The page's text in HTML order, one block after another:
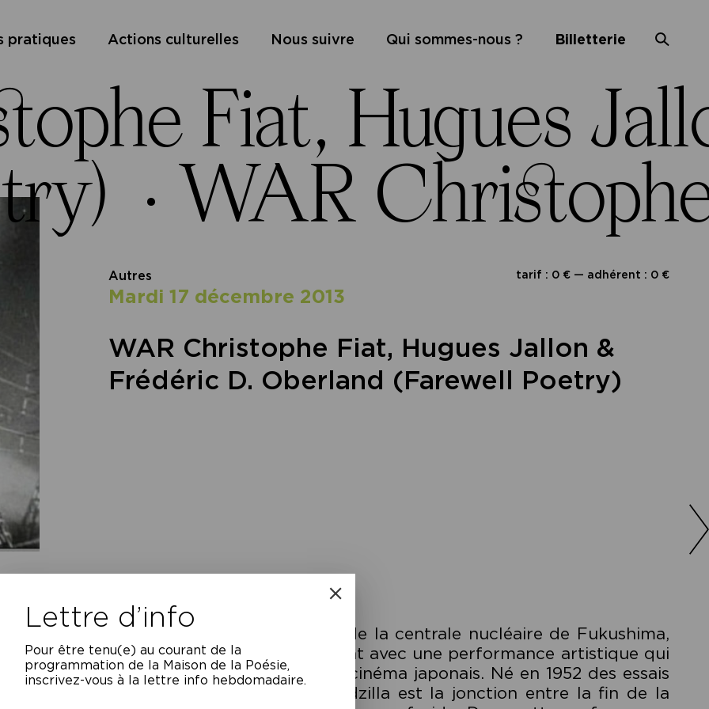
pratiques Actions culturelles Nous suivre Qui sommes-nous ? Billetterie
Fiat, Hugues
· WAR
tarif : 0 € — adhérent : 0 €
Autres
mardi 17 décembre 2013
WAR Christophe Fiat, Hugues Jallon &
Frédéric D. Oberland (Farewell Poetry)
Cri de Godzilla– Christophe Fiat
avril 2011, un mois après la catastrophe de la centrale nucléaire de Fukushima,
Fiat se rend au Japon. Il en revient avec une performance artistique qui
en scène le monstre le plus célèbre du cinéma japonais. Né en 1952 des essais
américains dans le Pacifique, Godzilla est la jonction entre la fin de la
Lettre d’info
Pour être tenu(e) au courant de la
programmation de la Maison de la Poésie,
inscrivez-vous à la lettre info hebdomadaire.